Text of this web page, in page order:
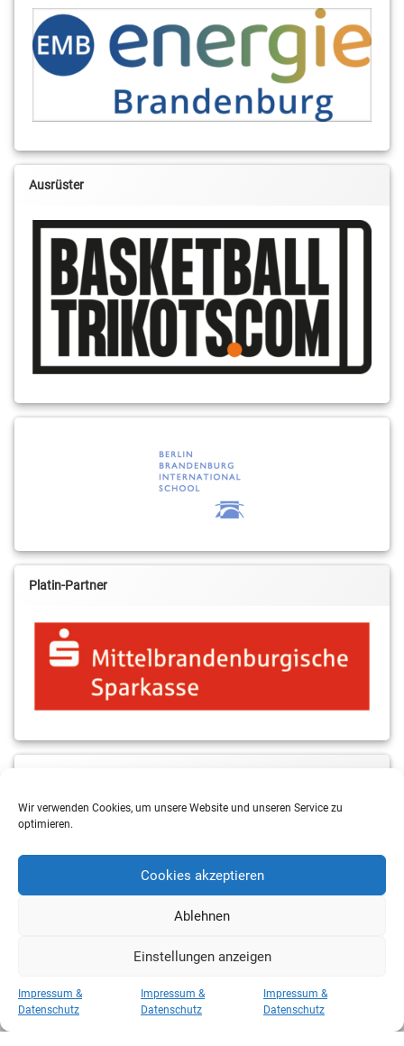
Wir verwenden Cookies, um unsere Website und unseren Service zu
optimieren.
Cookies akzeptieren
Ablehnen
Einstellungen anzeigen
Impressum &
Datenschutz
Impressum &
Datenschutz
Impressum &
Datenschutz
Ausrüster
Platin-Partner
Copyright 2026 RSV Eintracht Basketball
Kategorien